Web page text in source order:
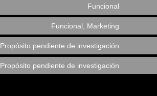
Funcional
Funcional, Marketing
Propósito pendiente de investigación
Propósito pendiente de investigación